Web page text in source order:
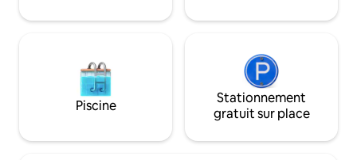
les amis, les groupes d'hommes ou de
Superbe région
Piscine
Stationnement
gratuit sur place